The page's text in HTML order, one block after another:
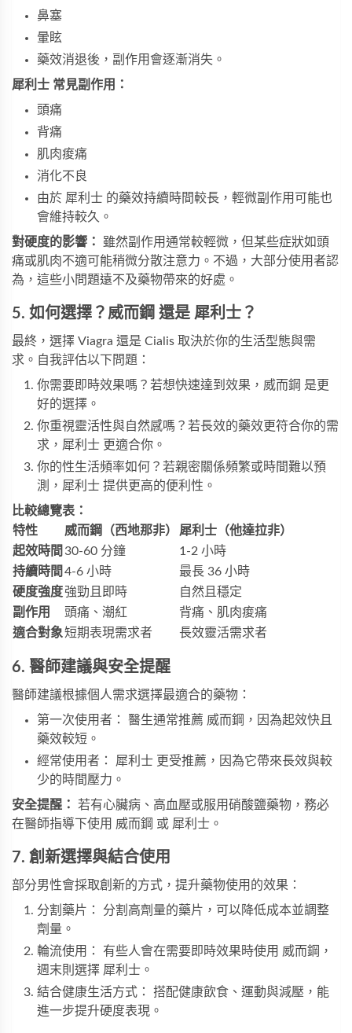
鼻塞
暈眩
藥效消退後，副作用會逐漸消失。
犀利士 常見副作用：
頭痛
背痛
肌肉痠痛
消化不良
由於 犀利士 的藥效持續時間較長，輕微副作用可能也
會維持較久。
對硬度的影響：
雖然副作用通常較輕微，但某些症狀如頭
痛或肌肉不適可能稍微分散注意力。不過，大部分使用者認
為，這些小問題遠不及藥物帶來的好處。
5. 如何選擇？威而鋼 還是 犀利士？
最終，選擇 Viagra 還是 Cialis 取決於你的生活型態與需
求。自我評估以下問題：
你需要即時效果嗎？若想快速達到效果，威而鋼 是更
好的選擇。
你重視靈活性與自然感嗎？若長效的藥效更符合你的需
求，犀利士 更適合你。
你的性生活頻率如何？若親密關係頻繁或時間難以預
測，犀利士 提供更高的便利性。
比較總覽表：
特性
威而鋼（西地那非）
犀利士（他達拉非）
起效時間 30-60 分鐘
1-2 小時
持續時間 4-6 小時
最長 36 小時
硬度強度強勁且即時
自然且穩定
副作用
頭痛、潮紅
背痛、肌肉痠痛
適合對象短期表現需求者 長效靈活需求者
6. 醫師建議與安全提醒
醫師建議根據個人需求選擇最適合的藥物：
第一次使用者： 醫生通常推薦 威而鋼，因為起效快且
藥效較短。
經常使用者： 犀利士 更受推薦，因為它帶來長效與較
少的時間壓力。
安全提醒：
若有心臟病、高血壓或服用硝酸鹽藥物，務必
在醫師指導下使用 威而鋼 或 犀利士。
7. 創新選擇與結合使用
部分男性會採取創新的方式，提升藥物使用的效果：
分割藥片： 分割高劑量的藥片，可以降低成本並調整
劑量。
輪流使用： 有些人會在需要即時效果時使用 威而鋼，
週末則選擇 犀利士。
結合健康生活方式： 搭配健康飲食、運動與減壓，能
進一步提升硬度表現。